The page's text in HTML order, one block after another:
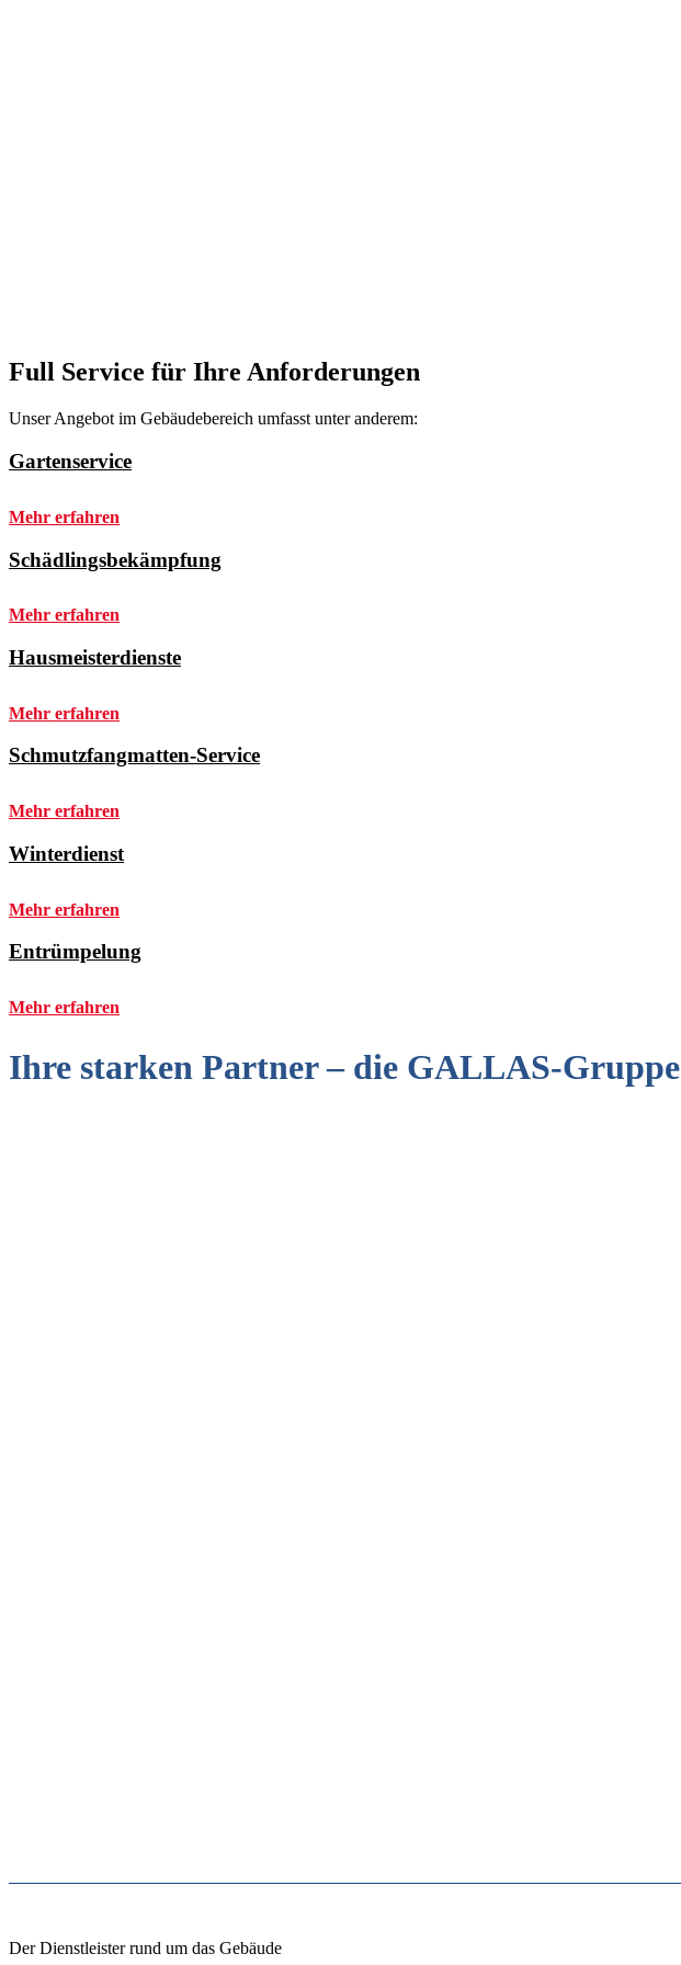
Full Service für Ihre Anforderungen
Unser Angebot im Gebäudebereich umfasst unter anderem:
Gartenservice
Mehr erfahren
Schädlingsbekämpfung
Mehr erfahren
Hausmeisterdienste
Mehr erfahren
Schmutzfangmatten-Service
Mehr erfahren
Winterdienst
Mehr erfahren
Entrümpelung
Mehr erfahren
Ihre starken Partner – die GALLAS-Gruppe
Der Dienstleister rund um das Gebäude